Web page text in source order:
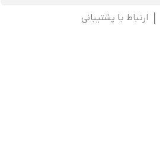
با پشتیبانی